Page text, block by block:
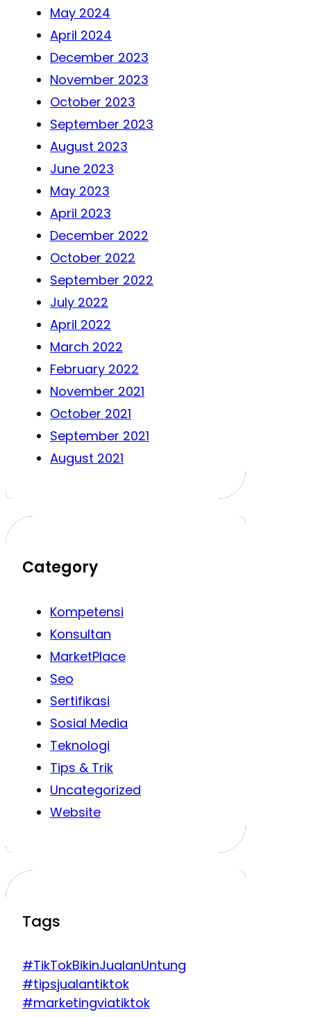
May 2024
April 2024
December 2023
November 2023
October 2023
September 2023
August 2023
June 2023
May 2023
April 2023
December 2022
October 2022
September 2022
July 2022
April 2022
March 2022
February 2022
November 2021
October 2021
September 2021
August 2021
Category
Kompetensi
Konsultan
MarketPlace
Seo
Sertifikasi
Sosial Media
Teknologi
Tips & Trik
Uncategorized
Website
Tags
#TikTokBikinJualanUntung
#tipsjualantiktok
#marketingviatiktok